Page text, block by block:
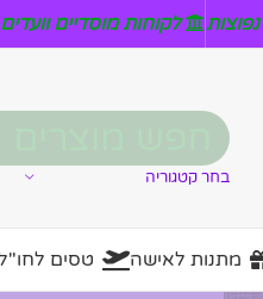
לקוחות מוסדיים וועדים
בחר קטגוריה
מתנות לאישה טסים